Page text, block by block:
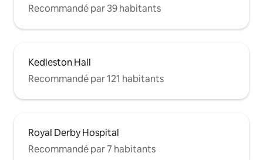
Recommandé par 39 habitants
Kedleston Hall
Recommandé par 121 habitants
Royal Derby Hospital
Recommandé par 7 habitants